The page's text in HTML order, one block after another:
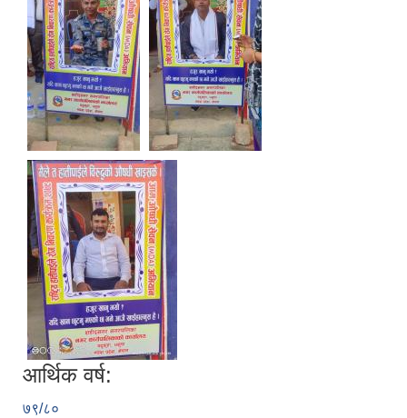
आर्थिक वर्ष:
७९/८०